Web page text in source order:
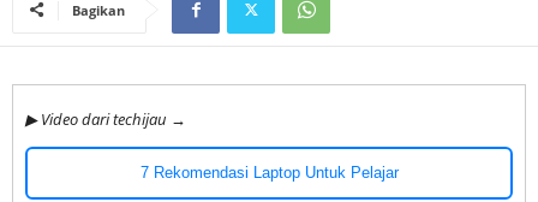
Bagikan
▶ Video dari techijau →
7 Rekomendasi Laptop Untuk Pelajar